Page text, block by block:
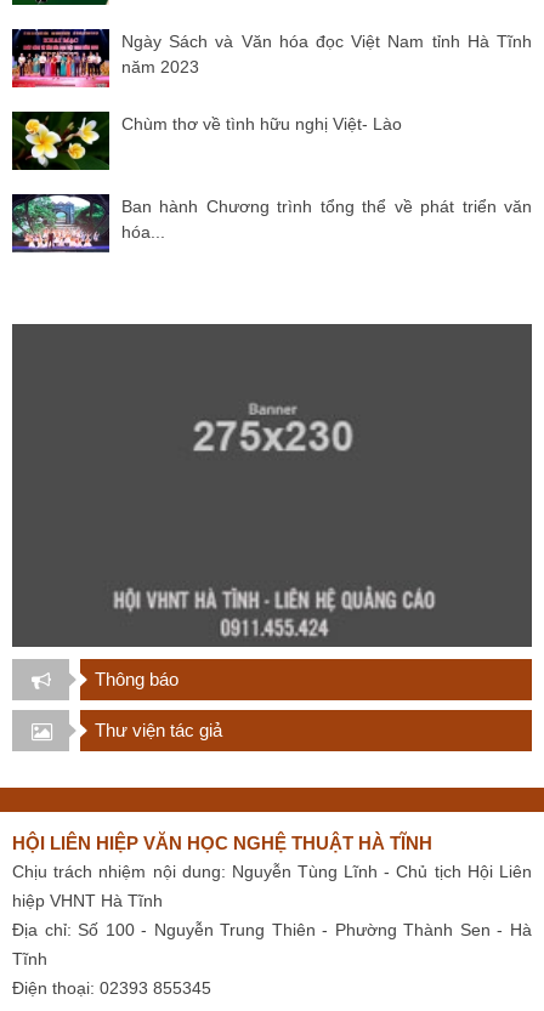
Ngày Sách và Văn hóa đọc Việt Nam tỉnh Hà Tĩnh
năm 2023
Chùm thơ về tình hữu nghị Việt- Lào
Ban hành Chương trình tổng thể về phát triển văn
hóa...
Thông báo
Thư viện tác giả
HỘI LIÊN HIỆP VĂN HỌC NGHỆ THUẬT HÀ TĨNH
Chịu trách nhiệm nội dung: Nguyễn Tùng Lĩnh - Chủ tịch Hội Liên
hiệp VHNT Hà Tĩnh
Địa chỉ: Số 100 - Nguyễn Trung Thiên - Phường Thành Sen - Hà
Tĩnh
Điện thoại: 02393 855345